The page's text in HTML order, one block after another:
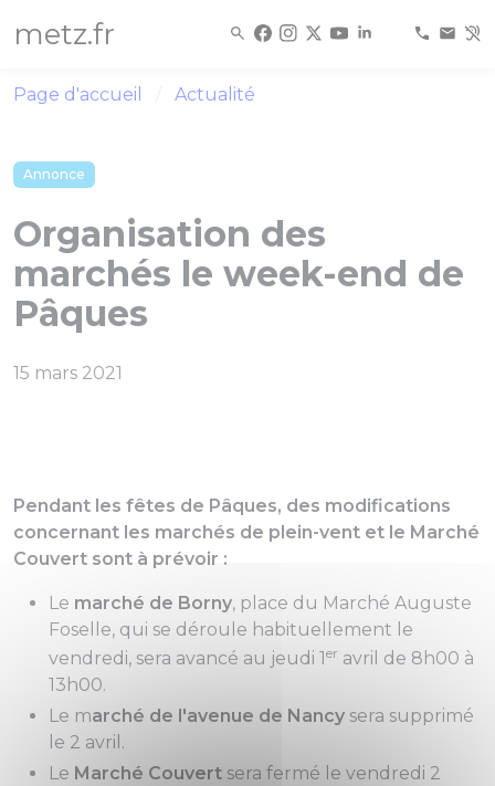
metz.fr
Page d'accueil Actualité
Annonce
Organisation des
marchés le week-end de
Pâques
15 mars 2021
Pendant les fêtes de Pâques, des modifications
concernant les marchés de plein-vent et le Marché
Couvert sont à prévoir :
Le marché de Borny, place du Marché Auguste
Foselle, qui se déroule habituellement le
vendredi, sera avancé au jeudi 1 er avril de 8h00 à
13h00.
Le marché de l'avenue de Nancy sera supprimé
le 2 avril.
Le Marché Couvert sera fermé le vendredi 2